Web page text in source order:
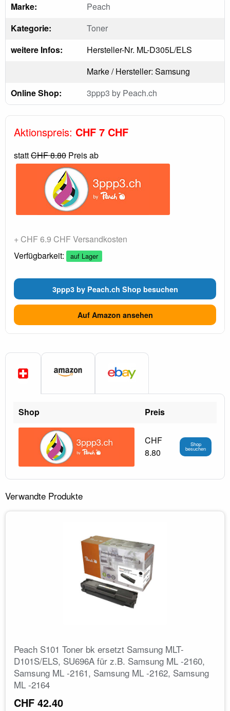
Marke:
Peach
Kategorie:
Toner
weitere Infos:
Hersteller-Nr. ML-D305L/ELS
Marke / Hersteller: Samsung
Online Shop:
3ppp3 by Peach.ch
Aktionspreis: CHF 7 CHF
stattCHF 8.80 Preis ab
+ CHF 6.9 CHF Versandkosten
Verfügbarkeit:
auf Lager
3ppp3 by Peach.ch Shop besuchen
Auf Amazon ansehen
Shop Preis
CHF
8.80
Shop
besuchen
Verwandte Produkte
Peach S101 Toner bk ersetzt Samsung MLT-
D101S/ELS, SU696A für z.B. Samsung ML -2160,
Samsung ML -2161, Samsung ML -2162, Samsung
ML -2164
CHF 42.40